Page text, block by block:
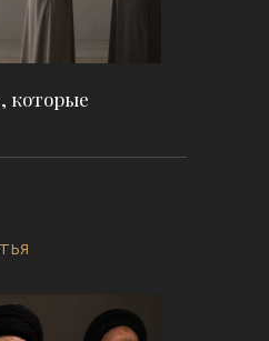
которые